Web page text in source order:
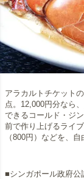
アラカルトチケット
点。12,000円分なら
できるコールド・ジ
前で作り上げるライ
（800円）などを、
■シンガポール政府公